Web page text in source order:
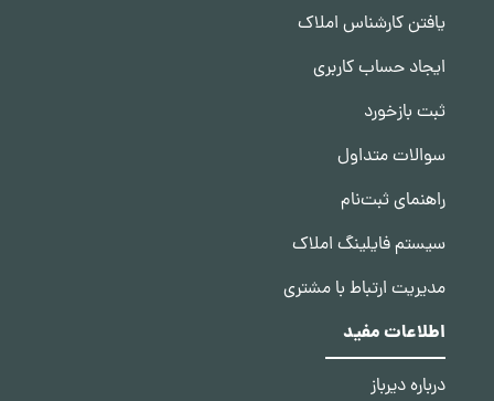
یافتن کارشناس املاک
ایجاد حساب کاربری
ثبت بازخورد
سوالات متداول
راهنمای ثبت‌نام
سیستم فایلینگ املاک
مدیریت ارتباط با مشتری
اطلاعات مفید
درباره دیرباز